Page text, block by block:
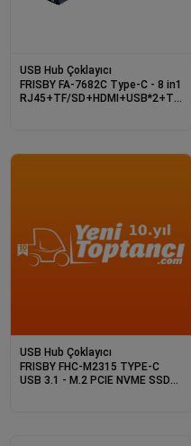
USB Hub Çoklayıcı
FRISBY FA-7682C Type-C - 8 in1
RJ45+TF/SD+HDMI+USB*2+Type-
USB Hub Çoklayıcı
FRISBY FHC-M2315 TYPE-C
USB 3.1 - M.2 PCIE NVME SSD